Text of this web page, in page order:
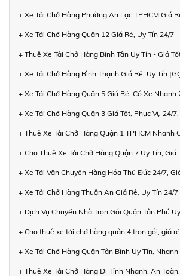
+ Xe Tải Chở Hàng Phường An Lạc TPHCM Giá
+ Xe Tải Chở Hàng Quận 12 Giá Rẻ, Uy Tín 24/7
+ Thuê Xe Tải Chở Hàng Bình Tân Uy Tín - Giá
+ Xe Tải Chở Hàng Bình Thạnh Giá Rẻ, Uy Tín
+ Xe Tải Chở Hàng Quận 5 Giá Rẻ, Có Xe Nhanh
+ Xe Tải Chở Hàng Quận 3 Giá Tốt, Phục Vụ 24/
+ Thuê Xe Tải Chở Hàng Quận 1 TPHCM Nhanh
+ Cho Thuê Xe Tải Chở Hàng Quận 7 Uy Tín, Giá
+ Xe Tải Vận Chuyển Hàng Hóa Thủ Đức 24/7,
+ Xe Tải Chở Hàng Thuận An Giá Rẻ, Uy Tín 24/7
+ Dịch Vụ Chuyển Nhà Trọn Gói Quận Tân Phú
+ Cho thuê xe tải chở hàng quận 4 trọn gói, giá
+ Xe Tải Chở Hàng Quận Tân Bình Uy Tín,
+ Thuê Xe Tải Chở Hàng Đi Tỉnh Nhanh, An